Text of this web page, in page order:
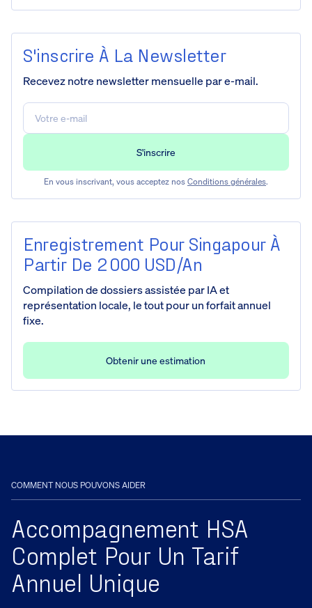
S'inscrire À La Newsletter
Recevez notre newsletter mensuelle par e-mail.
En vous inscrivant, vous acceptez nos Conditions générales.
Enregistrement Pour Singapour À
Partir De 2 000 USD/an
Compilation de dossiers assistée par IA et
représentation locale, le tout pour un forfait annuel
fixe.
Obtenir une estimation
COMMENT NOUS POUVONS AIDER
Accompagnement HSA
Complet Pour Un Tarif
Annuel Unique